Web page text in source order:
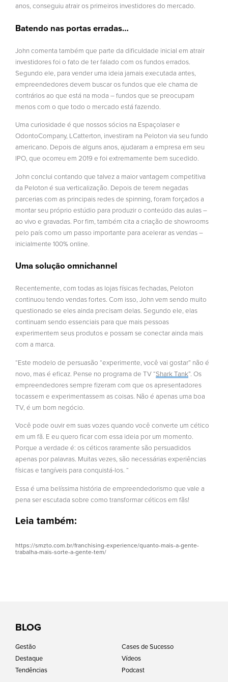
anos, conseguiu atrair os primeiros investidores do mercado.
Batendo nas portas erradas…
John comenta também que parte da dificuldade inicial em atrair
investidores foi o fato de ter falado com os fundos errados.
Segundo ele, para vender uma ideia jamais executada antes,
empreendedores devem buscar os fundos que ele chama de
contrários ao que está na moda – fundos que se preocupam
menos com o que todo o mercado está fazendo.
Uma curiosidade é que nossos sócios na Espaçolaser e
OdontoCompany, LCatterton, investiram na Peloton via seu fundo
americano. Depois de alguns anos, ajudaram a empresa em seu
IPO, que ocorreu em 2019 e foi extremamente bem sucedido.
John conclui contando que talvez a maior vantagem competitiva
da Peloton é sua verticalização. Depois de terem negadas
parcerias com as principais redes de spinning, foram forçados a
montar seu próprio estúdio para produzir o conteúdo das aulas –
ao vivo e gravadas. Por fim, também cita a criação de showrooms
pelo país como um passo importante para acelerar as vendas –
inicialmente 100% online.
Uma solução omnichannel
Recentemente, com todas as lojas físicas fechadas, Peloton
continuou tendo vendas fortes. Com isso, John vem sendo muito
questionado se eles ainda precisam delas. Segundo ele, elas
continuam sendo essenciais para que mais pessoas
experimentem seus produtos e possam se conectar ainda mais
com a marca.
“Este modelo de persuasão “experimente, você vai gostar” não é
novo, mas é eficaz. Pense no programa de TV “Shark Tank”. Os
empreendedores sempre fizeram com que os apresentadores
tocassem e experimentassem as coisas. Não é apenas uma boa
TV, é um bom negócio.
Você pode ouvir em suas vozes quando você converte um cético
em um fã. E eu quero ficar com essa ideia por um momento.
Porque a verdade é: os céticos raramente são persuadidos
apenas por palavras. Muitas vezes, são necessárias experiências
físicas e tangíveis para conquistá-los. “
Essa é uma belíssima história de empreendedorismo que vale a
pena ser escutada sobre como transformar céticos em fãs!
Leia também:
https://smzto.com.br/franchising-experience/quanto-mais-a-gente-
trabalha-mais-sorte-a-gente-tem/
BLOG
Gestão
Destaque
Tendências
Cases de Sucesso
Vídeos
Podcast